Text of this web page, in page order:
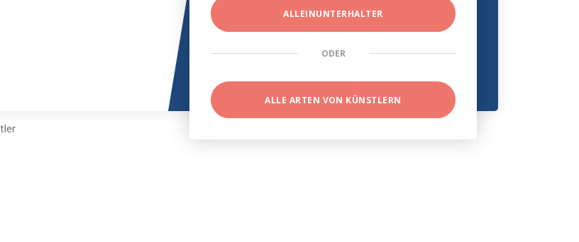
ALLEINUNTERHALTER
ODER
ALLE ARTEN VON KÜNSTLERN